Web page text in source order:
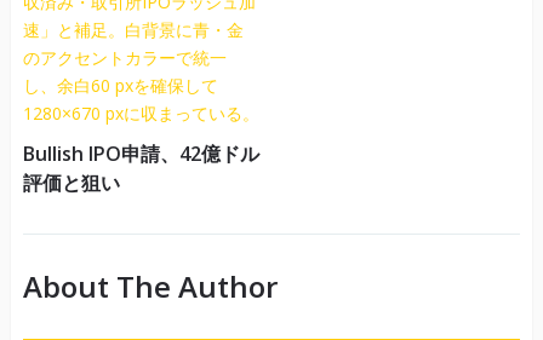
Bullish IPO申請、42億ドル
評価と狙い
About The Author